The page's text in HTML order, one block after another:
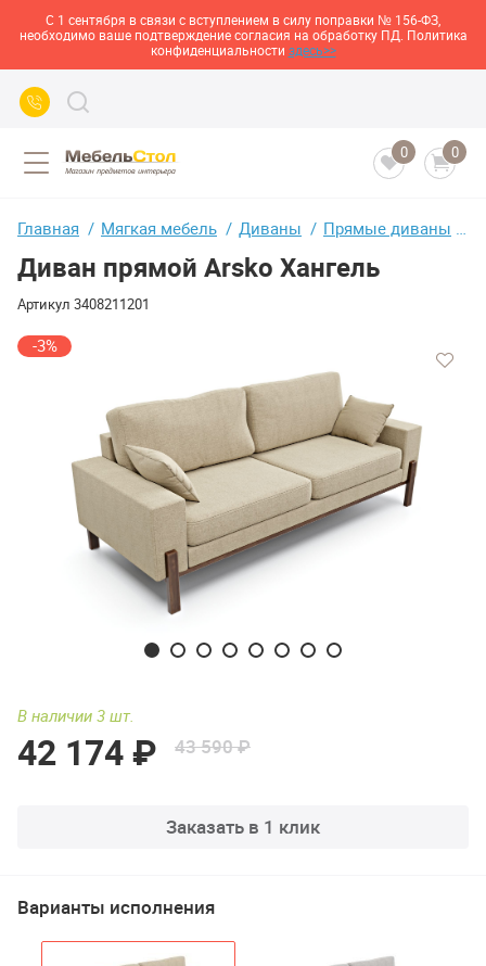
С 1 сентября в связи с вступлением в силу поправки № 156-ФЗ,
необходимо ваше подтверждение согласия на обработку ПД. Политика
конфиденциальности здесь>>
0 0
Главная Мягкая мебель Диваны Прямые диваны
Диван прямой Arsko Хангель
Артикул 3408211201
-3%
В наличии 3 шт.
42 174 ₽ 43 590 ₽
Заказать в 1 клик
Варианты исполнения